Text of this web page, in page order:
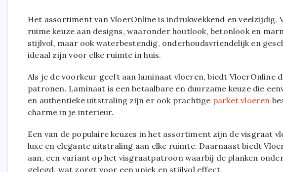
Het assortiment van VloerOnline is indrukwekkend en veelzijdig.
ruime keuze aan designs, waaronder houtlook, betonlook en
stijlvol, maar ook waterbestendig, onderhoudsvriendelijk en
ideaal zijn voor elke ruimte in huis.
Als je de voorkeur geeft aan laminaat vloeren, biedt VloerOnline
patronen. Laminaat is een betaalbare en duurzame keuze die
en authentieke uitstraling zijn er ook prachtige parket vloeren
charme in je interieur.
Een van de populaire keuzes in het assortiment zijn de visgraat
luxe en elegante uitstraling aan elke ruimte. Daarnaast biedt
aan, een variant op het visgraatpatroon waarbij de planken
gelegd, wat zorgt voor een uniek en stijlvol effect.